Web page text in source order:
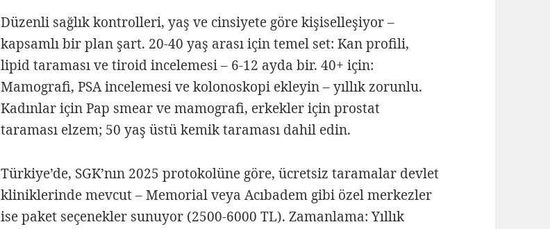
Düzenli sağlık kontrolleri, yaş ve cinsiyete göre kişiselleşiyor –
kapsamlı bir plan şart. 20-40 yaş arası için temel set: Kan profili,
lipid taraması ve tiroid incelemesi – 6-12 ayda bir. 40+ için:
Mamografi, PSA incelemesi ve kolonoskopi ekleyin – yıllık zorunlu.
Kadınlar için Pap smear ve mamografi, erkekler için prostat
taraması elzem; 50 yaş üstü kemik taraması dahil edin.
Türkiye’de, SGK’nın 2025 protokolüne göre, ücretsiz taramalar devlet
kliniklerinde mevcut – Memorial veya Acıbadem gibi özel merkezler
ise paket seçenekler sunuyor (2500-6000 TL). Zamanlama: Yıllık